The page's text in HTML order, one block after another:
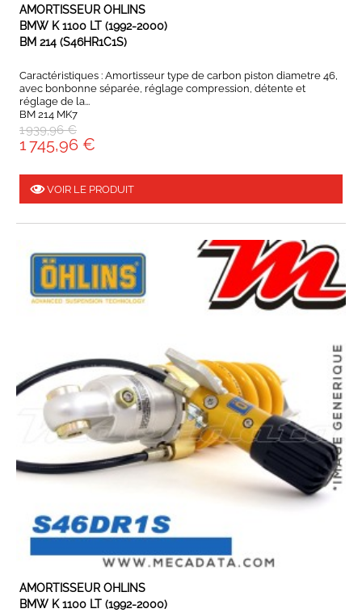
EXPEDIÉ SOUS 5 À 10 JOURS
AMORTISSEUR OHLINS
BMW K 1100 LT (1992-2000)
BM 214 (S46HR1C1S)
Caractéristiques : Amortisseur type de carbon piston diametre 46,
avec bonbonne séparée, réglage compression, détente et
réglage de la...
BM 214 MK7
1 939,96 €
1 745,96 €
VOIR LE PRODUIT
EXPEDIÉ SOUS 5 À 10 JOURS
AMORTISSEUR OHLINS
BMW K 1100 LT (1992-2000)